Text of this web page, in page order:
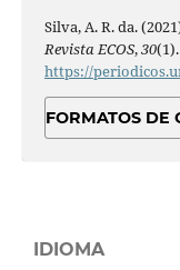
Silva, A. R. da.
Revista ECOS,30(1).
https://
FORMATOS DE
IDIOMA